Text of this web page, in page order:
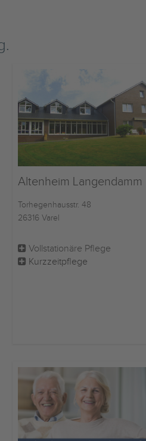
Altenheim Langendamm
Torhegenhausstr. 48
26316 Varel
Vollstationäre Pflege
Kurzzeitpflege